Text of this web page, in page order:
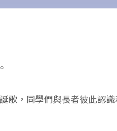
歌，同學們與長者彼此認識